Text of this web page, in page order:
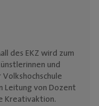
des EKZ wird zum
und
Leitung von Dozent
Kreativaktion.